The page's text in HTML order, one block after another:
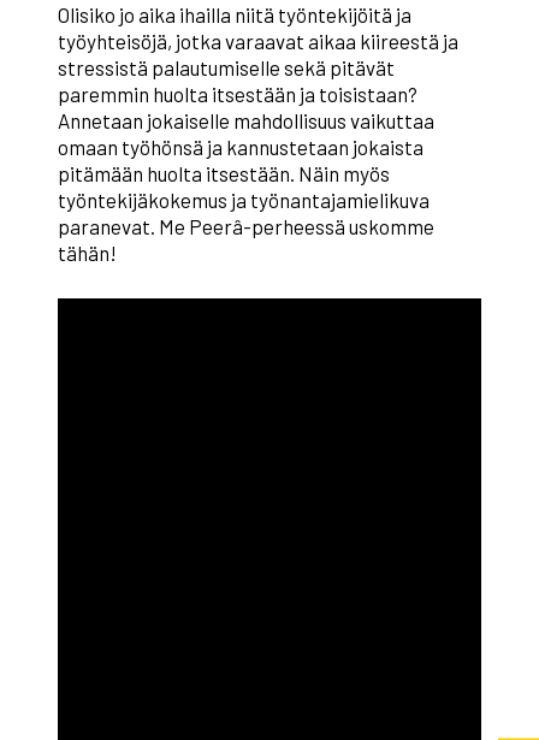
Olisiko jo aika ihailla niitä työntekijöitä ja
työyhteisöjä, jotka varaavat aikaa kiireestä ja
stressistä palautumiselle sekä pitävät
paremmin huolta itsestään ja toisistaan?
Annetaan jokaiselle mahdollisuus vaikuttaa
omaan työhönsä ja kannustetaan jokaista
pitämään huolta itsestään. Näin myös
työntekijäkokemus ja työnantajamielikuva
paranevat. Me Peerâ-perheessä uskomme
tähän!